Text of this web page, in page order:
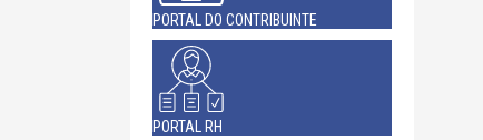
PORTAL DO CONTRIBUINTE
PORTAL RH